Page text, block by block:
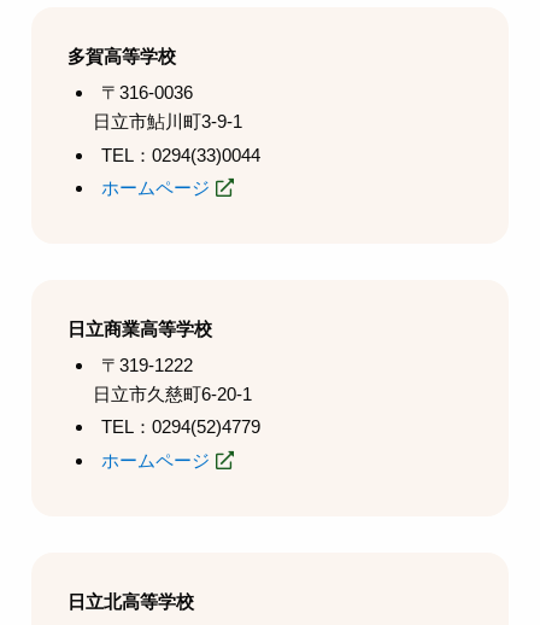
多賀高等学校
〒316-0036
日立市鮎川町3-9-1
TEL：0294(33)0044
ホームページ
日立商業高等学校
〒319-1222
日立市久慈町6-20-1
TEL：0294(52)4779
ホームページ
日立北高等学校